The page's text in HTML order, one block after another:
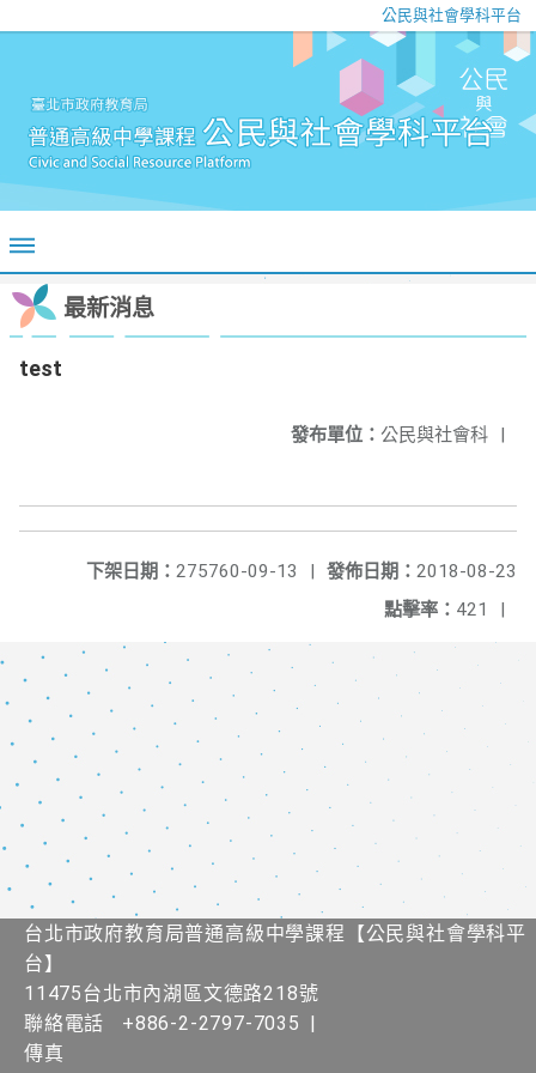
公民與社會學科平台
最新消息
test
發布單位： 公民與社會科 |
發佈日期： 2018-08-23
下架日期： 275760-09-13
|
點擊率： 421 |
台北市政府教育局普通高級中學課程​【​公民與社會學科平
台】
11475台北市內湖區文德路218號
聯絡電話
+886-2-2797-7035 |
傳真